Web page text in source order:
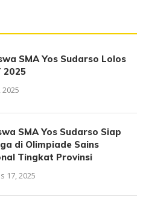
SMA Yos Sudarso Lolos
2025
2025
SMA Yos Sudarso Siap
di Olimpiade Sains
Tingkat Provinsi
17, 2025